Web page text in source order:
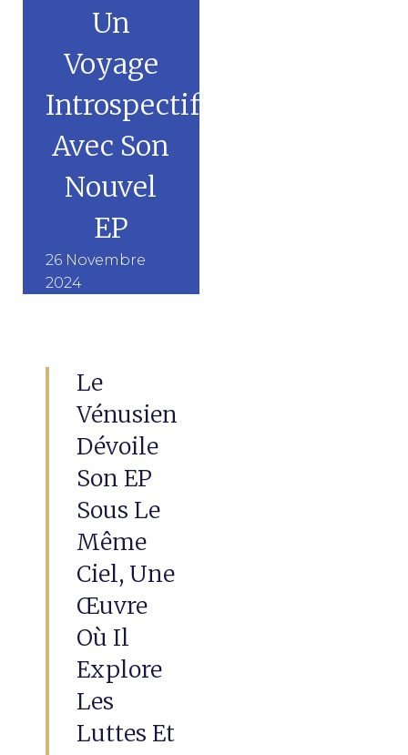
Un
Voyage
Introspectif
Avec Son
Nouvel
EP
26 Novembre
2024
Le
Vénusien
Dévoile
Son EP
Sous Le
Même
Ciel, Une
Œuvre
Où Il
Explore
Les
Luttes Et